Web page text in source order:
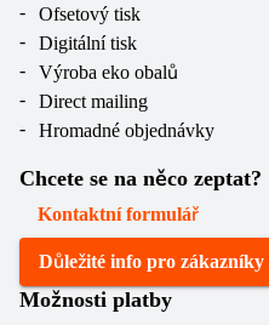
Ofsetový tisk
Digitální tisk
Výroba eko obalů
Direct mailing
Hromadné objednávky
Chcete se na něco zeptat?
Kontaktní formulář
Důležité info pro zákazníky
Možnosti platby